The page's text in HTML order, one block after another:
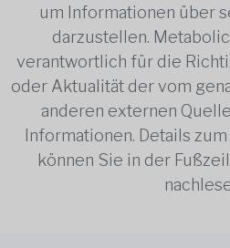
um Informationen über
darzustellen.
verantwortlich für die
oder Aktualität der vom
anderen externen
Informationen. Details
können Sie in der